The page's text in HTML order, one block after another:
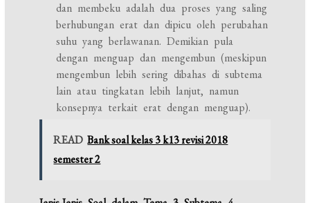
dan membeku adalah dua proses yang saling
berhubungan erat dan dipicu oleh perubahan
suhu yang berlawanan. Demikian pula
dengan menguap dan mengembun (meskipun
mengembun lebih sering dibahas di subtema
lain atau tingkatan lebih lanjut, namun
konsepnya terkait erat dengan menguap).
READ Bank soal kelas 3 k13 revisi 2018
semester 2